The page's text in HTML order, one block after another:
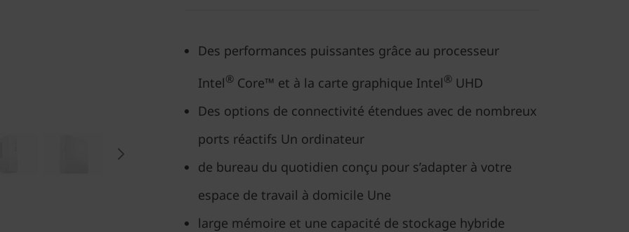
Des performances puissantes grâce au processeur
Intel® Core™ et à la carte graphique Intel® UHD
Des options de connectivité étendues avec de nombreux
ports réactifs Un ordinateur
de bureau du quotidien conçu pour s’adapter à votre
espace de travail à domicile Une
large mémoire et une capacité de stockage hybride